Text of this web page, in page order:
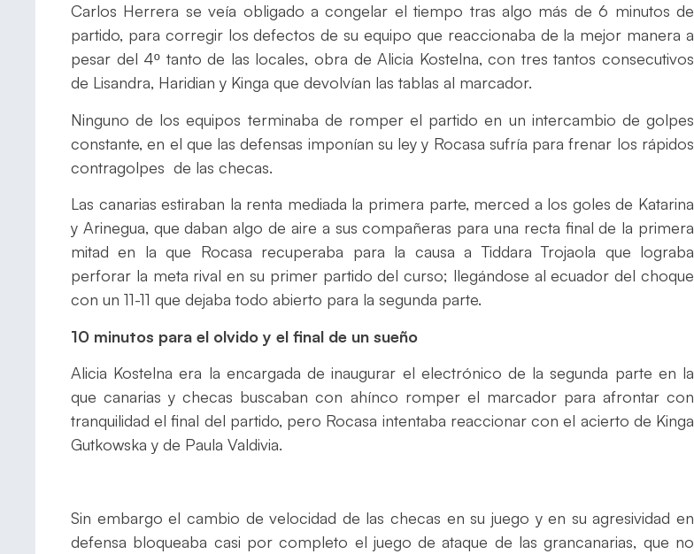
Carlos Herrera se veía obligado a congelar el tiempo tras algo más de 6 minutos de
partido, para corregir los defectos de su equipo que reaccionaba de la mejor manera a
pesar del 4º tanto de las locales, obra de Alicia Kostelna, con tres tantos consecutivos
de Lisandra, Haridian y Kinga que devolvían las tablas al marcador.
Ninguno de los equipos terminaba de romper el partido en un intercambio de golpes
constante, en el que las defensas imponían su ley y Rocasa sufría para frenar los rápidos
contragolpes de las checas.
Las canarias estiraban la renta mediada la primera parte, merced a los goles de Katarina
y Arinegua, que daban algo de aire a sus compañeras para una recta final de la primera
mitad en la que Rocasa recuperaba para la causa a Tiddara Trojaola que lograba
perforar la meta rival en su primer partido del curso; llegándose al ecuador del choque
con un 11-11 que dejaba todo abierto para la segunda parte.
10 minutos para el olvido y el final de un sueño
Alicia Kostelna era la encargada de inaugurar el electrónico de la segunda parte en la
que canarias y checas buscaban con ahínco romper el marcador para afrontar con
tranquilidad el final del partido, pero Rocasa intentaba reaccionar con el acierto de Kinga
Gutkowska y de Paula Valdivia.
Sin embargo el cambio de velocidad de las checas en su juego y en su agresividad en
defensa bloqueaba casi por completo el juego de ataque de las grancanarias, que no